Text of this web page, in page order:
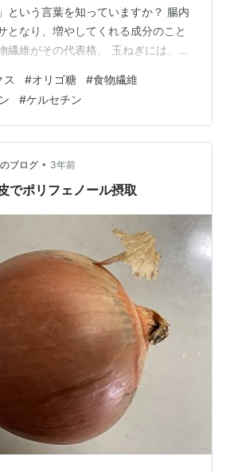
という言葉を知っていますか？ 腸内
となり、増やしてくれる成分のこと
繊維がその代表格。 玉ねぎには、食
ンやケルセチンという成分は、血液
管を詰まりにくくしてくれます。 ケ
む玉ねぎ粉末を5ヵ月食べた人は、そ
認知機能検査の点数が大きく増えた
るほどです。 *農研機構、北海道情
…
ス #オリゴ糖 #食物繊維
#ケルセチン
ブログ • 3年前
でポリフェノール摂取